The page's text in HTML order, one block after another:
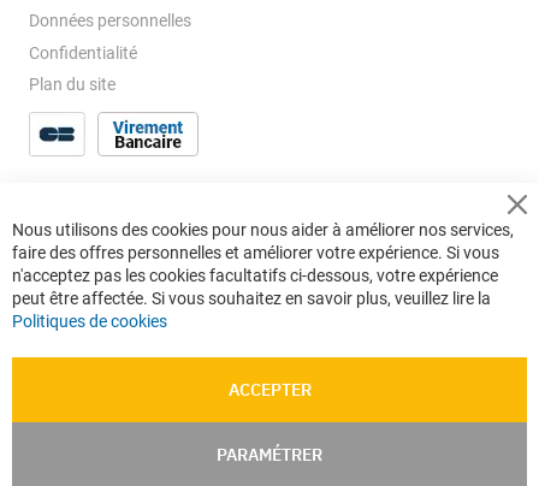
Données personnelles
Confidentialité
Plan du site
Nous utilisons des cookies pour nous aider à améliorer nos services,
faire des offres personnelles et améliorer votre expérience. Si vous
n'acceptez pas les cookies facultatifs ci-dessous, votre expérience
peut être affectée. Si vous souhaitez en savoir plus, veuillez lire la
Politiques de cookies
ACCEPTER
PARAMÉTRER